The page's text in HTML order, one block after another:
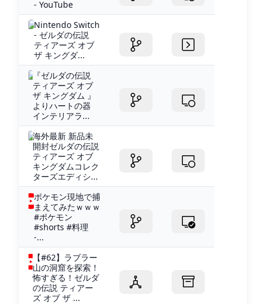
- YouTube
Nintendo Switch
- ゼルダの伝説
ティアーズ オブ
ザ キングダ...
『ゼルダの伝説
ティアーズ オブ
ザ キングダム 』
よりハートの器
インテリアラ...
海外最新 新品未
開封ゼルダの伝説
ティアーズ オブ
キングダムコレク
ターズエディシ...
ポケモン現地で捕
まえてみたｗｗｗ
#ポケモン
#shorts #料理
-...
【#62】ラブラー
山の洞窟を探索！
怖すぎる！ゼルダ
の伝説 ティアー
ズ オブ ザ ...